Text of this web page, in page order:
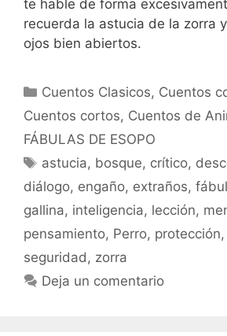
te hable de forma
recuerda la astucia de la zorra
ojos bien abiertos.
Categorías
Cuentos Clasicos, Cuentos
Cuentos cortos, Cuentos de
FÁBULAS DE ESOPO
Etiquetas
astucia, bosque, crítico,
diálogo, engaño, extraños,
gallina, inteligencia, lección,
pensamiento, Perro, protección,
seguridad , zorra
Deja un comentario